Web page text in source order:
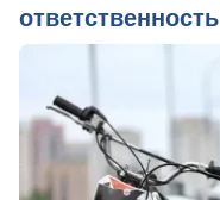
ответственность